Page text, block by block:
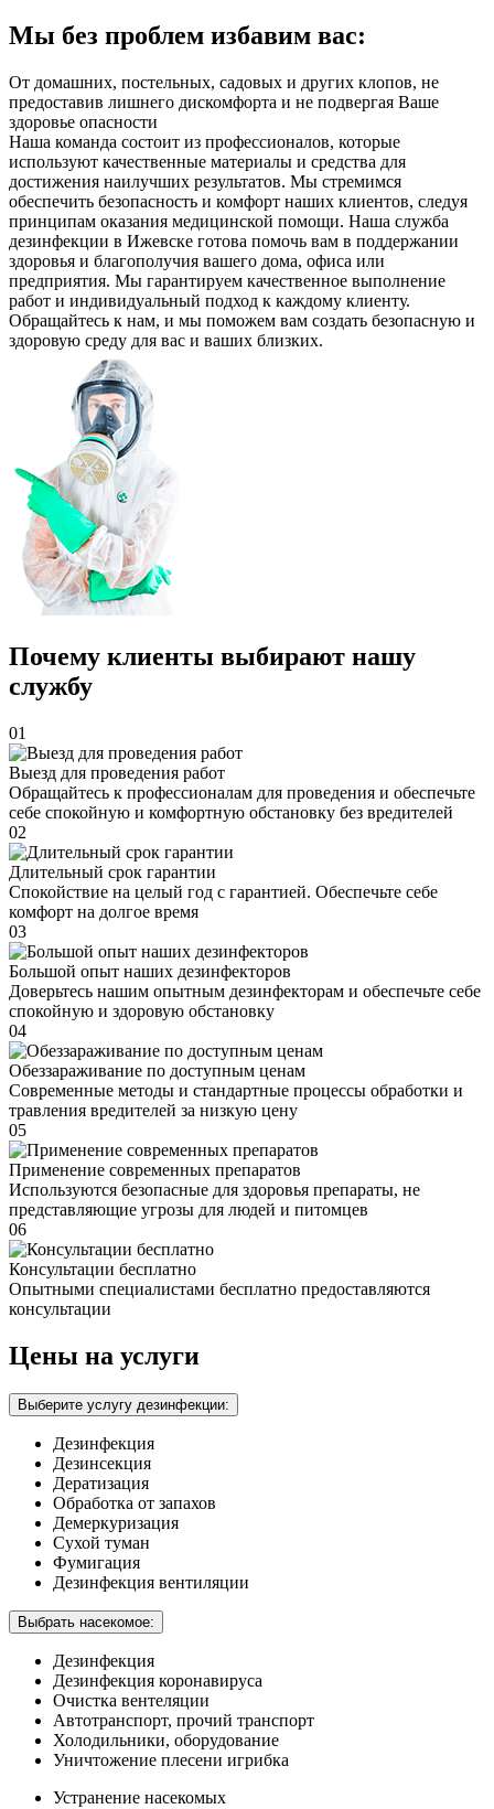
Мы без проблем избавим вас:
От домашних, постельных, садовых и других клопов, не
предоставив лишнего дискомфорта и не подвергая Ваше
здоровье опасности
Наша команда состоит из профессионалов, которые
используют качественные материалы и средства для
достижения наилучших результатов. Мы стремимся
обеспечить безопасность и комфорт наших клиентов, следуя
принципам оказания медицинской помощи. Наша служба
дезинфекции в Ижевске готова помочь вам в поддержании
здоровья и благополучия вашего дома, офиса или
предприятия. Мы гарантируем качественное выполнение
работ и индивидуальный подход к каждому клиенту.
Обращайтесь к нам, и мы поможем вам создать безопасную и
здоровую среду для вас и ваших близких.
Почему клиенты выбирают нашу
службу
01
Выезд для проведения работ
Обращайтесь к профессионалам для проведения и обеспечьте
себе спокойную и комфортную обстановку без вредителей
02
Длительный срок гарантии
Спокойствие на целый год с гарантией. Обеспечьте себе
комфорт на долгое время
03
Большой опыт наших дезинфекторов
Доверьтесь нашим опытным дезинфекторам и обеспечьте себе
спокойную и здоровую обстановку
04
Обеззараживание по доступным ценам
Современные методы и стандартные процессы обработки и
травления вредителей за низкую цену
05
Применение современных препаратов
Используются безопасные для здоровья препараты, не
представляющие угрозы для людей и питомцев
06
Консультации бесплатно
Опытными специалистами бесплатно предоставляются
консультации
Цены на услуги
Выберите услугу дезинфекции:
Дезинфекция
Дезинсекция
Дератизация
Обработка от запахов
Демеркуризация
Сухой туман
Фумигация
Дезинфекция вентиляции
Выбрать насекомое:
Дезинфекция
Дезинфекция коронавируса
Очистка вентеляции
Автотранспорт, прочий транспорт
Холодильники, оборудование
Уничтожение плесени игрибка
Устранение насекомых